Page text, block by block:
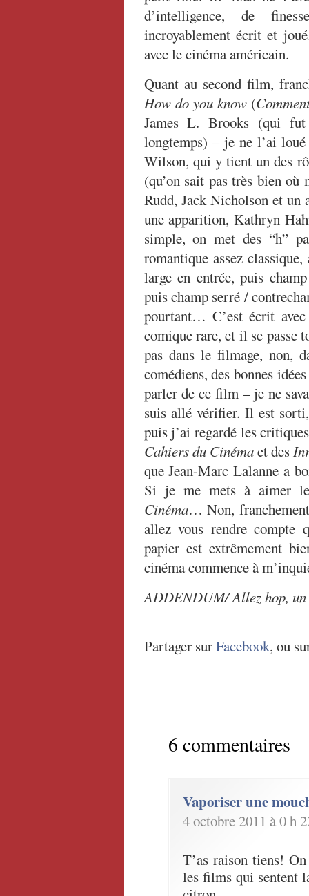
d’intelligence, de
incroyablement écrit et
avec le cinéma américain.
Quant au second film,
How do you know (
James L. Brooks (qui
longtemps) – je ne l’ai
Wilson, qui y tient un des
(qu’on sait pas très bien
Rudd, Jack Nicholson et un
une apparition, Kathryn
simple, on met des “h”
romantique assez
large en entrée, puis
puis champ serré /
pourtant… C’est écrit
comique rare, et il se passe
pas dans le filmage, non,
comédiens, des bonnes
parler de ce film – je ne
suis allé vérifier. Il est
puis j’ai regardé les
Cahiers du Cinémaet des
que Jean-Marc Lalanne a
Si je me mets à aimer
Cinéma… Non,
allez vous rendre compte
papier est extrêmement
cinéma commence à
ADDENDUM/ Allez hop,
Partager surFacebook, ou
6 commentaires
Vaporiser une
4 octobre 2011 à 0 h
T’as raison tiens!
les films qui sentent